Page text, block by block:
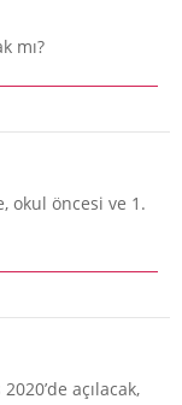
mı?
okul öncesi ve 1.
açılacak,